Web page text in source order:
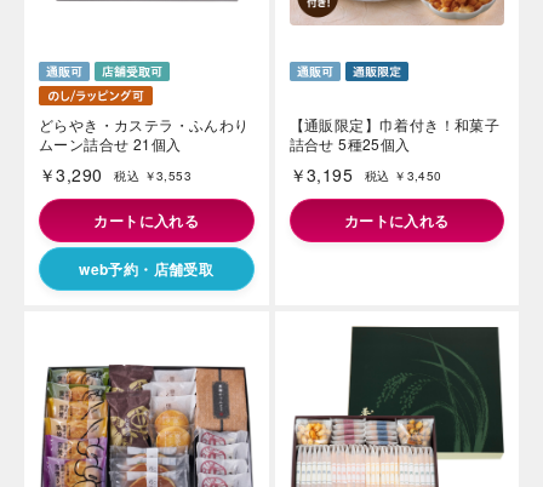
どらやき・カステラ・ふんわり
ムーン詰合せ 21個入
￥3,290 税込 ￥3,553
カートに入れる
web予約・店舗受取
【通販限定】巾着付き！和菓子
詰合せ 5種25個入
￥3,195 税込 ￥3,450
カートに入れる